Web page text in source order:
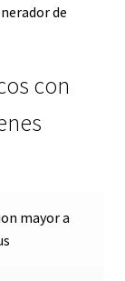
de
con
mayor a